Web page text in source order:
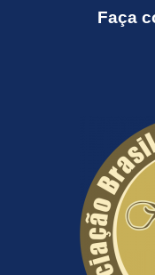
Faça